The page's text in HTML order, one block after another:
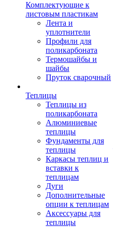
Комплектующие к
листовым пластикам
Лента и
уплотнители
Профили для
поликарбоната
Термошайбы и
шайбы
Пруток сварочный
Теплицы
Теплицы из
поликарбоната
Алюминиевые
теплицы
Фундаменты для
теплицы
Каркасы теплиц и
вставки к
теплицам
Дуги
Дополнительные
опции к теплицам
Аксессуары для
теплицы